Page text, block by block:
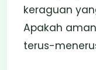
keraguan
Apakah
terus-